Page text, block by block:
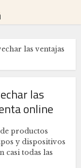
las ventajas
las
online
de productos
y dispositivos
casi todas las